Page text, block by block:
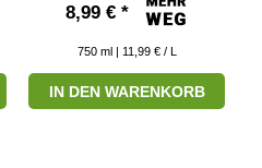
8,99 € *
750 ml | 11,99 € / L
IN DEN WARENKORB